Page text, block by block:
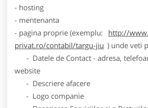
- hosting
- mentenanta
- pagina proprie (exemplu:
http://
privat.ro/contabil/targu-jiu ) unde veti
- Datele de Contact - adresa,
website
- Descriere afacere
- Logo companie